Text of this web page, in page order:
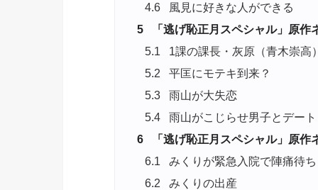
4.6
風見に好きな人ができる
5
「逃げ恥正月スペシャル」原
5.1
1課の課長・灰原（青木崇高
5.2
平匡にモテキ到来？
5.3
雨山が大失恋
5.4
雨山がこじらせ男子とデー
6
「逃げ恥正月スペシャル」原
6.1
みくりが緊急入院で陣痛待
6.2
みくりの出産